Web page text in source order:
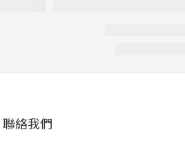
聯絡我們